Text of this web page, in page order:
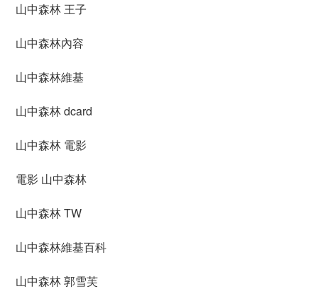
山中森林 王子
山中森林內容
山中森林維基
山中森林 dcard
山中森林 電影
電影 山中森林
山中森林 TW
山中森林維基百科
山中森林 郭雪芙